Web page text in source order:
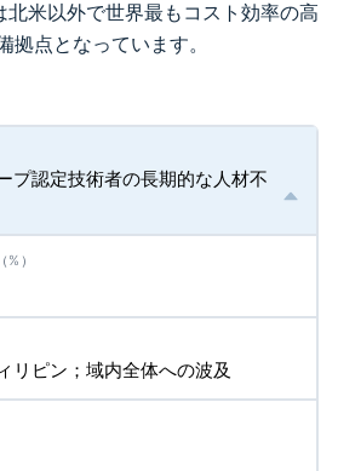
北米以外で世界最もコスト効率の高
拠点となっています。
プ認定技術者の長期的な人材不
リピン；域内全体への波及